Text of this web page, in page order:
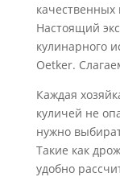
качественных
Настоящий
кулинарного
Oetker.
Каждая
куличей не
нужно
Такие как
удобно